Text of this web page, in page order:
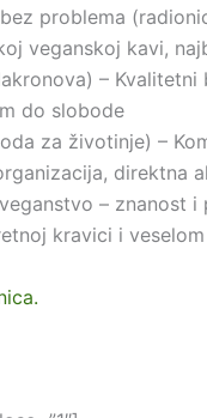
problema
veganskoj kavi,
–
do slobode
za životinje) –
direktna
– znanost i
kravici i